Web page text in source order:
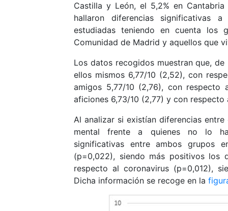
Castilla y León, el 5,2% en
hallaron diferencias significativas
estudiadas teniendo en cuenta los
Comunidad de Madrid y aquellos que
Los datos recogidos muestran que,
ellos mismos 6,77/10 (2,52), con
amigos 5,77/10 (2,76), con
aficiones 6,73/10 (2,77) y con
Al analizar si existían diferencias
mental frente a quienes no lo
significativas entre ambos grupos
(p=0,022), siendo más positivos los
respecto al coronavirus (p=0,012),
Dicha información se recoge en la